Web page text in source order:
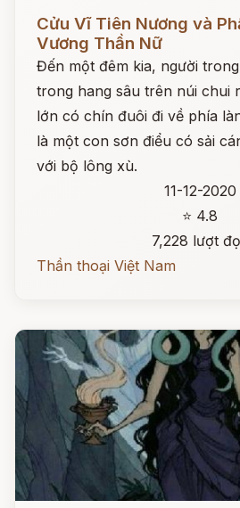
Cửu Vĩ Tiên Nương và
Vương Thần Nữ
Đến một đêm kia, người
trong hang sâu trên núi chui
lớn có chín đuôi đi về phía
là một con sơn điểu có sải
với bộ lông xù.
11-12-2020
⭐ 4.8
7,228 lượt
Thần thoại Việt Nam